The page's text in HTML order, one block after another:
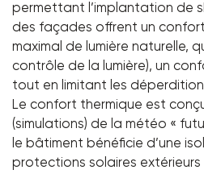
permettant l’implantation de
des façades offrent un
maximal de lumière naturelle,
contrôle de la lumière), un
tout en limitant les
Le confort thermique est
(simulations) de la météo «
le bâtiment bénéficie d’une
protections solaires